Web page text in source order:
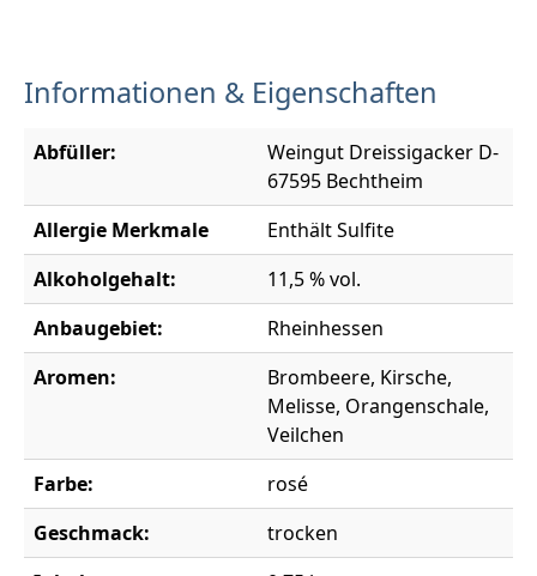
Informationen & Eigenschaften
Abfüller:
Weingut Dreissigacker D-
67595 Bechtheim
Allergie Merkmale
Enthält Sulfite
Alkoholgehalt:
11,5 % vol.
Anbaugebiet:
Rheinhessen
Aromen:
Brombeere, Kirsche,
Melisse, Orangenschale,
Veilchen
Farbe:
rosé
Geschmack:
trocken